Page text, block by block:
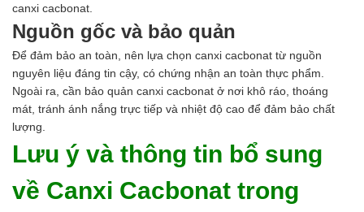
canxi cacbonat.
Nguồn gốc và bảo quản
Để đảm bảo an toàn, nên lựa chọn canxi cacbonat từ nguồn
nguyên liệu đáng tin cậy, có chứng nhận an toàn thực phẩm.
Ngoài ra, cần bảo quản canxi cacbonat ở nơi khô ráo, thoáng
mát, tránh ánh nắng trực tiếp và nhiệt độ cao để đảm bảo chất
lượng.
Lưu ý và thông tin bổ sung
về Canxi Cacbonat trong